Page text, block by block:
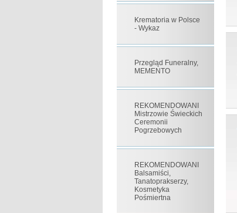
Krematoria w Polsce
- Wykaz
Przegląd Funeralny,
MEMENTO
REKOMENDOWANI
Mistrzowie Świeckich
Ceremonii
Pogrzebowych
REKOMENDOWANI
Balsamiści,
Tanatoprakserzy,
Kosmetyka
Pośmiertna